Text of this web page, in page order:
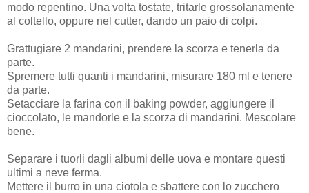
modo repentino. Una volta tostate, tritarle grossolanamente
al coltello, oppure nel cutter, dando un paio di colpi.
Grattugiare 2 mandarini, prendere la scorza e tenerla da
parte.
Spremere tutti quanti i mandarini, misurare 180 ml e tenere
da parte.
Setacciare la farina con il baking powder, aggiungere il
cioccolato, le mandorle e la scorza di mandarini. Mescolare
bene.
Separare i tuorli dagli albumi delle uova e montare questi
ultimi a neve ferma.
Mettere il burro in una ciotola e sbattere con lo zucchero